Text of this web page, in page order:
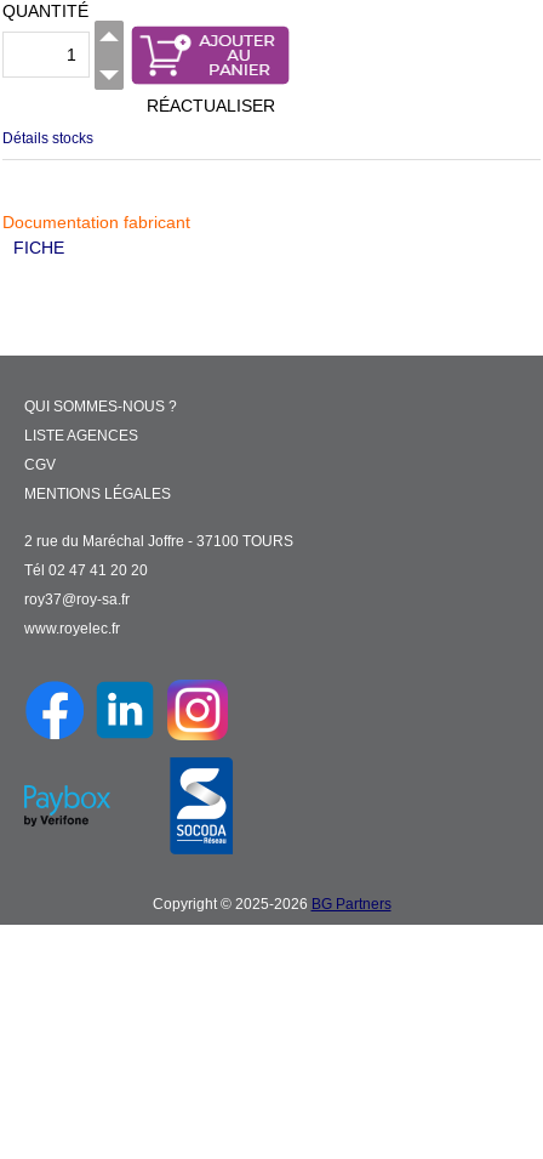
QUANTITÉ
RÉACTUALISER
Détails stocks
Documentation fabricant
FICHE
QUI SOMMES-NOUS ?
LISTE AGENCES
CGV
MENTIONS LÉGALES
2 rue du Maréchal Joffre - 37100 TOURS
Tél 02 47 41 20 20
roy37@roy-sa.fr
www.royelec.fr
Copyright © 2025-2026 BG Partners